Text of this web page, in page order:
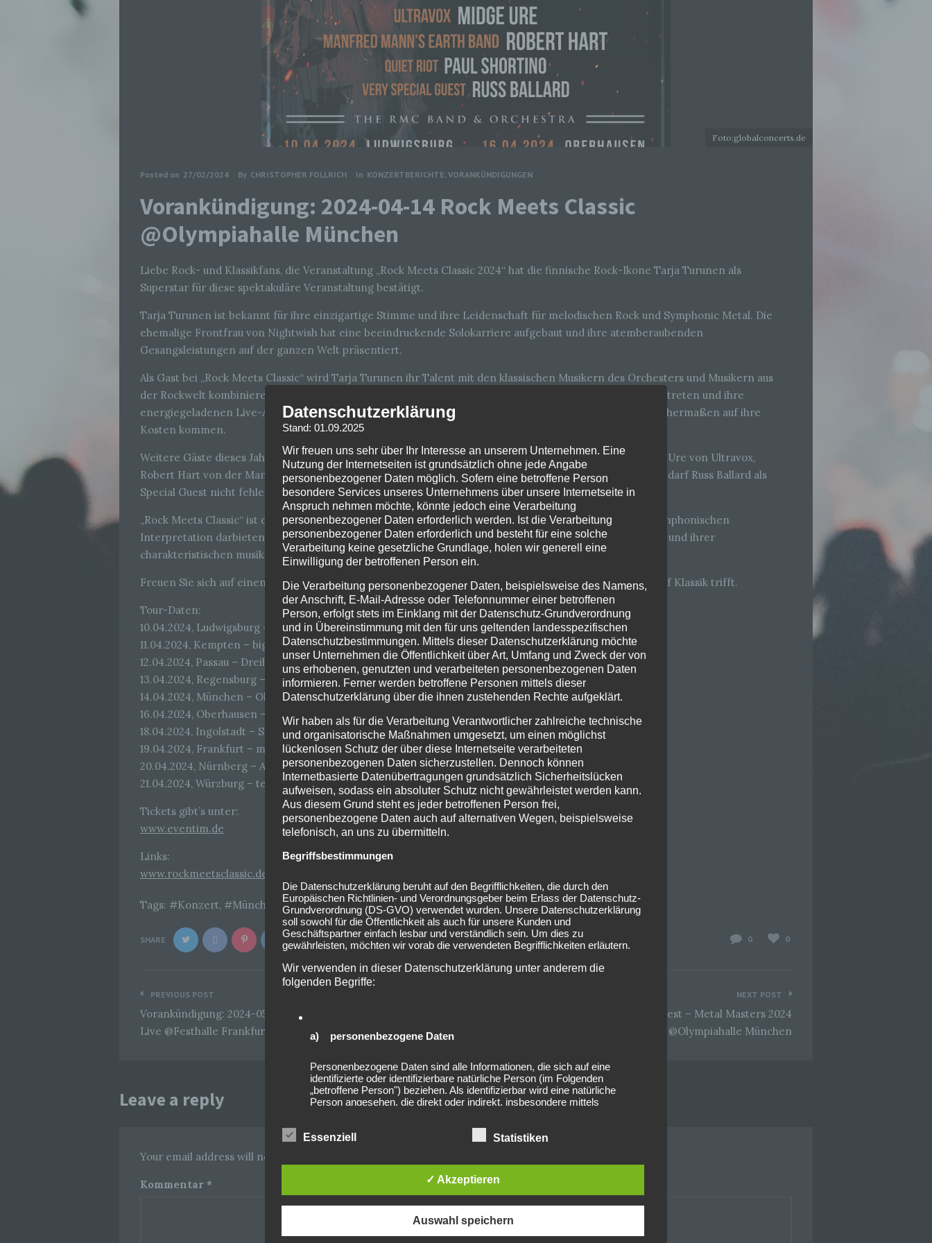
Foto:globalconcerts.de
Posted on 27/02/2024 By CHRISTOPHER FOLLRICH In KONZERTBERICHTE, VORANKÜNDIGUNGEN
Vorankündigung: 2024-04-14 Rock Meets Classic
@Olympiahalle München
Liebe Rock- und Klassikfans, die Veranstaltung „Rock Meets Classic 2024“ hat die finnische Rock-Ikone Tarja Turunen als
Superstar für diese spektakuläre Veranstaltung bestätigt.
Tarja Turunen ist bekannt für ihre einzigartige Stimme und ihre Leidenschaft für melodischen Rock und Symphonic Metal. Die
ehemalige Frontfrau von Nightwish hat eine beeindruckende Solokarriere aufgebaut und ihre atemberaubenden
Gesangsleistungen auf der ganzen Welt präsentiert.
Als Gast bei „Rock Meets Classic“ wird Tarja Turunen ihr Talent mit den klassischen Musikern des Orchesters und Musikern aus
der Rockwelt kombinieren und den Zuschauern eine unvergessliche Show bieten. Ihr charismatisches Auftreten und ihre
energiegeladenen Live-Auftritte versprechen einzigartiges Erlebnis, bei dem Rock- und Klassikfans gleichermaßen auf ihre
Kosten kommen.
Weitere Gäste dieses Jahr sind unter anderem John Helliwell & Jesse Siebenberg von Supertramp, Midge Ure von Ultravox,
Robert Hart von der Manfred Mann’s Eearth Band und Paul Shortino von Quiet Riot. Als goldener Schluss darf Russ Ballard als
Special Guest nicht fehlen.
„Rock Meets Classic“ ist dafür bekannt, herausragende Künstler zu präsentieren, die ihre Hits in einer symphonischen
Interpretation darbieten. Mit Tarja Turunen an Bord wird die Veranstaltung mit ihrer kraftvollen Stimme und ihrer
charakteristischen musikalischen Note sicherlich neue Höhen erreichen.
Freuen Sie sich auf einen Abend voller unvergesslicher Melodien und magischer Momente, wenn Rock auf Klassik trifft.
Tour-Daten:
10.04.2024, Ludwigsburg – MHP Arena
11.04.2024, Kempten – bigBOX Allgäu
12.04.2024, Passau – Dreiländerhalle
13.04.2024, Regensburg – Stadtwerk.Donau-Arena
14.04.2024, München – Olympiahalle
16.04.2024, Oberhausen – Rudolf Weber-Arena
18.04.2024, Ingolstadt – Saturn-Arena
19.04.2024, Frankfurt – myticket Jahrhunderthalle
20.04.2024, Nürnberg – Arena Nürnberger Versicherung
21.04.2024, Würzburg – tectake Arena
Tickets gibt’s unter:
www.eventim.de
Links:
www.rockmeetsclassic.de
Tags: Konzert, München , Olympiahalle, Rock Meets Classic
SHARE 0 0
Beitragsnavigation
PREVIOUS POST
Vorankündigung: 2024-05-20 Marius Müller Westernhagen – 75
Live @Festhalle Frankfurt
NEXT POST
Vorankündigung: 2024-03-25 Judas Priest – Metal Masters 2024
@Olympiahalle München
Leave a reply
Your email address will not be published. Required fields are marked *
Kommentar *
Datenschutzerklärung
Stand: 01.09.2025
Wir freuen uns sehr über Ihr Interesse an unserem Unternehmen. Eine
Nutzung der Internetseiten ist grundsätzlich ohne jede Angabe
personenbezogener Daten möglich. Sofern eine betroffene Person
besondere Services unseres Unternehmens über unsere Internetseite in
Anspruch nehmen möchte, könnte jedoch eine Verarbeitung
personenbezogener Daten erforderlich werden. Ist die Verarbeitung
personenbezogener Daten erforderlich und besteht für eine solche
Verarbeitung keine gesetzliche Grundlage, holen wir generell eine
Einwilligung der betroffenen Person ein.
Die Verarbeitung personenbezogener Daten, beispielsweise des Namens,
der Anschrift, E-Mail-Adresse oder Telefonnummer einer betroffenen
Person, erfolgt stets im Einklang mit der Datenschutz-Grundverordnung
und in Übereinstimmung mit den für uns geltenden landesspezifischen
Datenschutzbestimmungen. Mittels dieser Datenschutzerklärung möchte
unser Unternehmen die Öffentlichkeit über Art, Umfang und Zweck der von
uns erhobenen, genutzten und verarbeiteten personenbezogenen Daten
informieren. Ferner werden betroffene Personen mittels dieser
Datenschutzerklärung über die ihnen zustehenden Rechte aufgeklärt.
Wir haben als für die Verarbeitung Verantwortlicher zahlreiche technische
und organisatorische Maßnahmen umgesetzt, um einen möglichst
lückenlosen Schutz der über diese Internetseite verarbeiteten
personenbezogenen Daten sicherzustellen. Dennoch können
Internetbasierte Datenübertragungen grundsätzlich Sicherheitslücken
aufweisen, sodass ein absoluter Schutz nicht gewährleistet werden kann.
Aus diesem Grund steht es jeder betroffenen Person frei,
personenbezogene Daten auch auf alternativen Wegen, beispielsweise
telefonisch, an uns zu übermitteln.
Begriffsbestimmungen
Die Datenschutzerklärung beruht auf den Begrifflichkeiten, die durch den
Europäischen Richtlinien- und Verordnungsgeber beim Erlass der Datenschutz-
Grundverordnung (DS-GVO) verwendet wurden. Unsere Datenschutzerklärung
soll sowohl für die Öffentlichkeit als auch für unsere Kunden und
Geschäftspartner einfach lesbar und verständlich sein. Um dies zu
gewährleisten, möchten wir vorab die verwendeten Begrifflichkeiten erläutern.
Wir verwenden in dieser Datenschutzerklärung unter anderem die
folgenden Begriffe:
a) personenbezogene Daten
Personenbezogene Daten sind alle Informationen, die sich auf eine
identifizierte oder identifizierbare natürliche Person (im Folgenden
„betroffene Person") beziehen. Als identifizierbar wird eine natürliche
Person angesehen, die direkt oder indirekt, insbesondere mittels
Standortdaten, zu einer Online-Kennung oder zu einem oder mehreren
besonderen Merkmalen, die Ausdruck der physischen, physiologischen,
b) betroffene Person
Betroffene Person ist jede identifizierte oder identifizierbare natürliche
Essenziell Statistiken
✓ Akzeptieren
Auswahl speichern